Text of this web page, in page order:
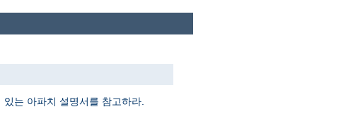
있는 아파치 설명서를 참고하라.